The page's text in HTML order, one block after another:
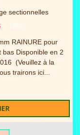
sectionnelles
-10%
RAINURE pour
Disponible en 2
(Veuillez à la
trairons ici...